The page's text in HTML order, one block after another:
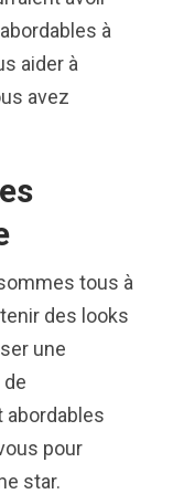
à
aider à
avez
tous à
des looks
une
pour
star.